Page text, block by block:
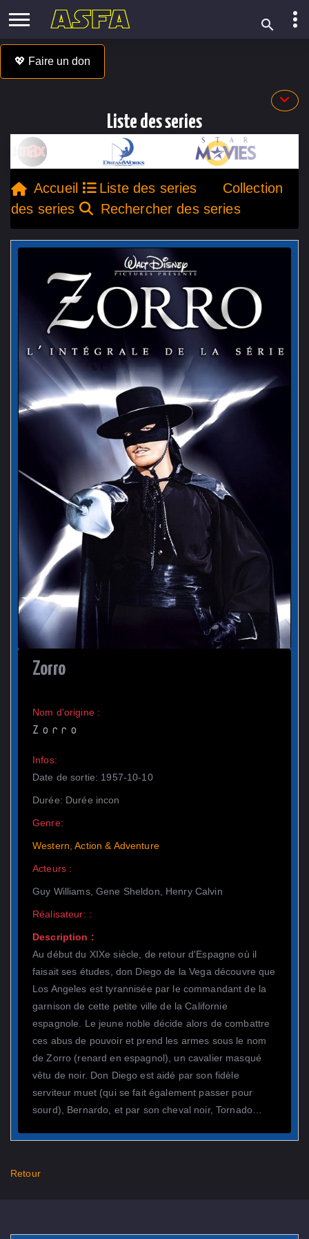
💖 Faire un don
Liste des series
Accueil Liste des series
Collection
des series
Rechercher des series
Zorro
Nom d'origine :
Zorro
Infos:
Date de sortie: 1957-10-10
Durée: Durée incon
Genre:
Western ,Action & Adventure
Acteurs :
Guy Williams, Gene Sheldon, Henry Calvin
Réalisateur: :
Description :
Au début du XIXe siècle, de retour d'Espagne où il
faisait ses études, don Diego de la Vega découvre que
Los Angeles est tyrannisée par le commandant de la
garnison de cette petite ville de la Californie
espagnole. Le jeune noble décide alors de combattre
ces abus de pouvoir et prend les armes sous le nom
de Zorro (renard en espagnol), un cavalier masqué
vêtu de noir. Don Diego est aidé par son fidèle
serviteur muet (qui se fait également passer pour
sourd), Bernardo, et par son cheval noir, Tornado…
Retour